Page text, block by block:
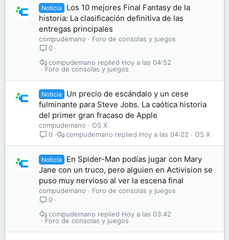
Noticia
Los 10 mejores Final Fantasy de la
historia: La clasificación definitiva de las
entregas principales
compudemano
Foro de consolas y juegos
0
Foro de consolas y juegos
Hoy a las 04:52
compudemano
Noticia
Un precio de escándalo y un cese
fulminante para Steve Jobs. La caótica historia
del primer gran fracaso de Apple
compudemano
OS X
0
OS X
Hoy a las 04:22
compudemano
Noticia
En Spider-Man podías jugar con Mary
Jane con un truco, pero alguien en Activision se
puso muy nervioso al ver la escena final
compudemano
Foro de consolas y juegos
0
Foro de consolas y juegos
Hoy a las 03:42
compudemano